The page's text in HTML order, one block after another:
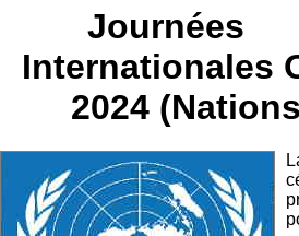
Journées
Internationales
2024